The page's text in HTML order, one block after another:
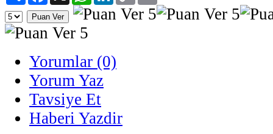
Yorumlar (0)
Yorum Yaz
Tavsiye Et
Haberi Yazdir